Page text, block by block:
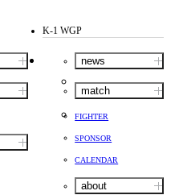
K-1 WGP
news
match
FIGHTER
SPONSOR
CALENDAR
about